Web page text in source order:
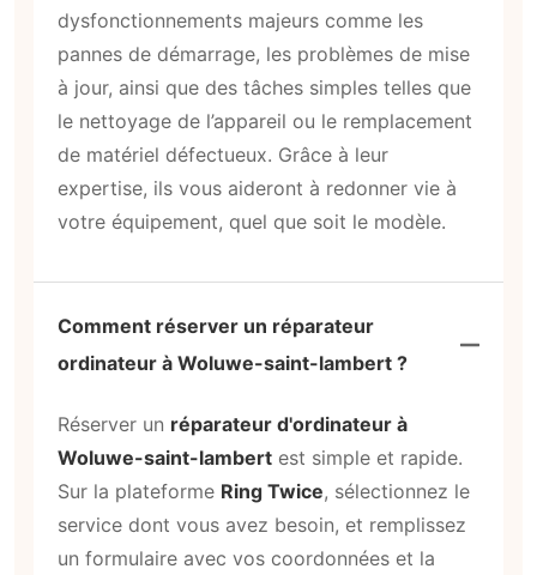
dysfonctionnements majeurs comme les
pannes de démarrage, les problèmes de mise
à jour, ainsi que des tâches simples telles que
le nettoyage de l’appareil ou le remplacement
de matériel défectueux. Grâce à leur
expertise, ils vous aideront à redonner vie à
votre équipement, quel que soit le modèle.
Comment réserver un réparateur
ordinateur à Woluwe-saint-lambert ?
Réserver un réparateur d'ordinateur à
Woluwe-saint-lambert est simple et rapide.
Sur la plateforme Ring Twice, sélectionnez le
service dont vous avez besoin, et remplissez
un formulaire avec vos coordonnées et la